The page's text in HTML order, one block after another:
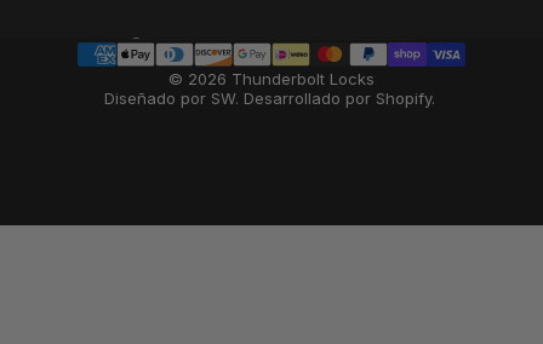
© 2026 Thunderbolt Locks
Diseñado por SW. Desarrollado por Shopify.
País/región